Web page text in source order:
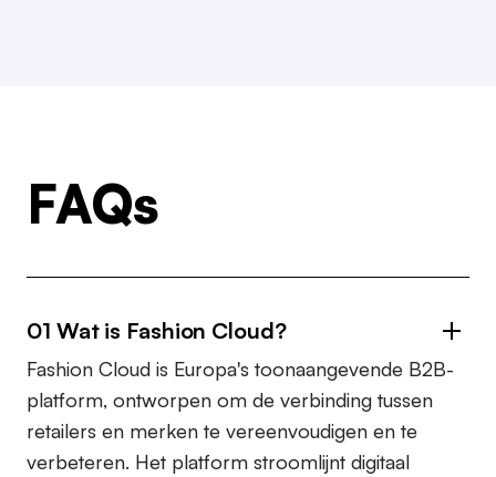
FAQs
01 Wat is Fashion Cloud?
Fashion Cloud is Europa's toonaangevende B2B-
platform, ontworpen om de verbinding tussen
retailers en merken te vereenvoudigen en te
verbeteren. Het platform stroomlijnt digitaal